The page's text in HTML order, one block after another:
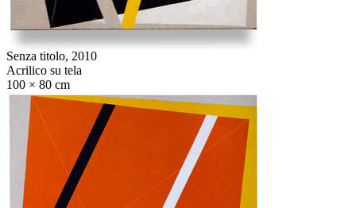
Senza titolo, 2010
Acrilico su tela
100 × 80 cm